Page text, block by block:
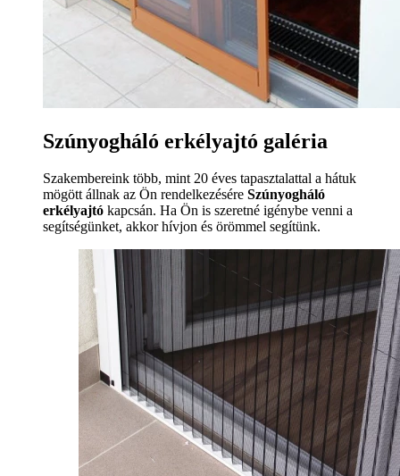
Szúnyogháló erkélyajtó galéria
Szakembereink több, mint 20 éves tapasztalattal a hátuk
mögött állnak az Ön rendelkezésére Szúnyogháló
erkélyajtó kapcsán. Ha Ön is szeretné igénybe venni a
segítségünket, akkor hívjon és örömmel segítünk.